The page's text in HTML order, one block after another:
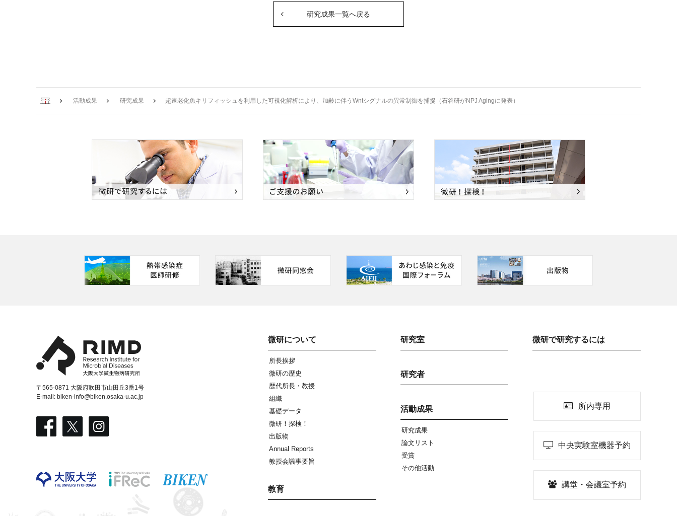
研究成果一覧へ戻る
ホーム 活動成果 研究成果 超速老化魚キリフィッシュを利用した可視化解析により、加齢に伴うWntシグナルの異常制御を捕捉（石谷研がNPJ Agingに発表）
微研について
所長挨拶
微研の歴史
歴代所長・教授
組織
基礎データ
微研！探検！
出版物
Annual Reports
教授会議事要旨
教育
研究室
研究者
活動成果
研究成果
論文リスト
受賞
その他活動
微研で研究するには
所内専用
中央実験室機器予約
講堂・会議室予約
〒565-0871 大阪府吹田市山田丘3番1号
E-mail: biken-info@biken.osaka-u.ac.jp